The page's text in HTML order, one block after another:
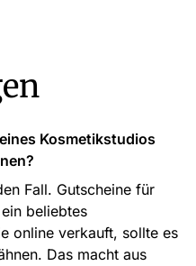
Kosmetikstudios
Fall. Gutscheine für
beliebtes
online verkauft, sollte es
Das macht aus